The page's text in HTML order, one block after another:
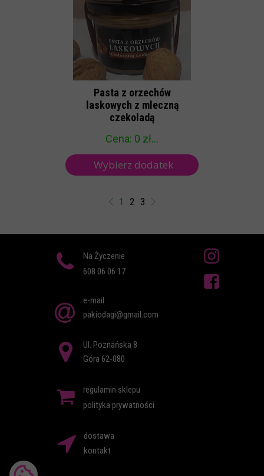
Pasta z orzechów
laskowych z mleczną
czekoladą
Cena: 0 zł...
Wybierz dodatek
1 2 3
kontakt
dostawa
Ul. Poznańska 8
Góra 62-080
e-mail
pakiodagi@gmail.com
Na Życzenie
608 06 06 17
polityka prywatności
regulamin sklepu